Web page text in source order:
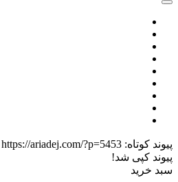
پیوند کوتاه: https://ariadej.com/?p=5453
پیوند کپی شد!
سبد خرید